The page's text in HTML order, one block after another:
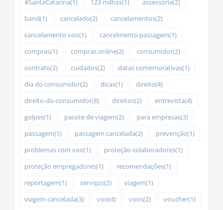
#SantaCatarina(1) 123 milhas(1) assessoria(2)
band(1) cancelado(2) cancelamentos(2)
cancelamento voo(1) cancelmento passagem(1)
compras(1) compras online(2) consumidor(2)
contrato(2) cuidados(2) datas comemorativas(1)
dia do consumidor(2) dicas(1) direito(4)
direito-do-consumidor(8) direitos(2) entrevista(4)
golpes(1) pacote de viagem(2) para empresas(3)
passagem(1) passagem cancelada(2) prevenção(1)
problemas com voo(1) proteção colaboradores(1)
proteção empregadores(1) recomendações(1)
reportagem(1) serviços(2) viagem(1)
viagem cancelada(3) voo(4) voos(2) voucher(1)